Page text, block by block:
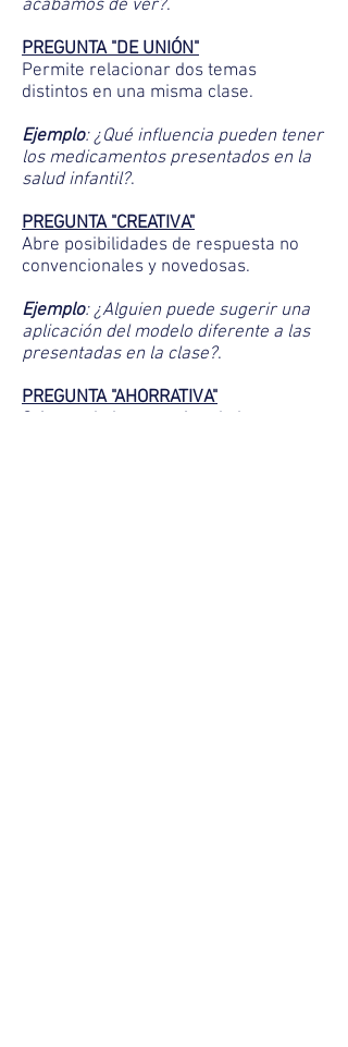
acabamos de ver?.
PREGUNTA "DE UNIÓN"
Permite relacionar dos temas
distintos en una misma clase.
Ejemplo: ¿Qué influencia pueden tener
los medicamentos presentados en la
salud infantil?.
PREGUNTA "CREATIVA"
Abre posibilidades de respuesta no
convencionales y novedosas.
Ejemplo: ¿Alguien puede sugerir una
aplicación del modelo diferente a las
presentadas en la clase?.
PREGUNTA "AHORRATIVA"